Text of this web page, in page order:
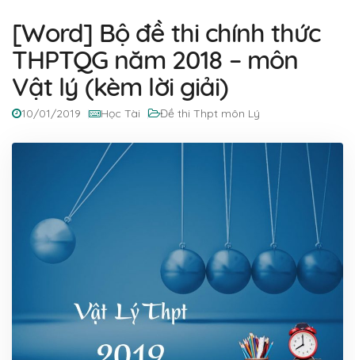
[Word] Bộ đề thi chính thức
THPTQG năm 2018 – môn
Vật lý (kèm lời giải)
10/01/2019 Học Tài Đề thi Thpt môn Lý